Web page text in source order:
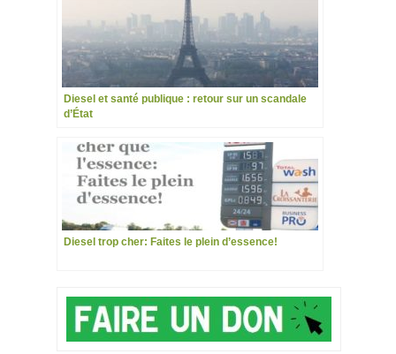
Diesel et santé publique : retour sur un scandale
d’État
Diesel trop cher: Faites le plein d’essence!